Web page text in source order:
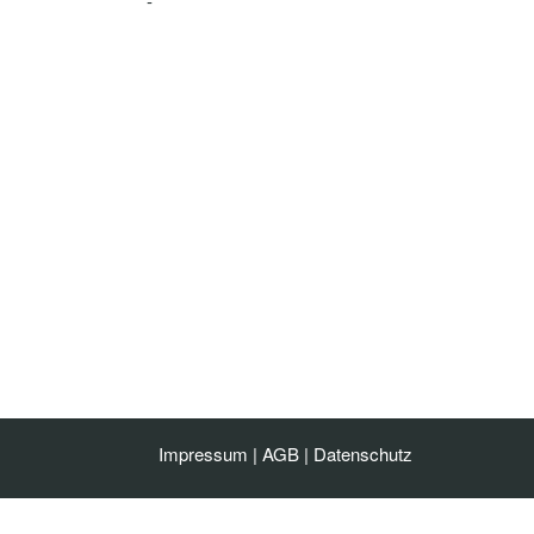
Impressum | AGB | Datenschutz